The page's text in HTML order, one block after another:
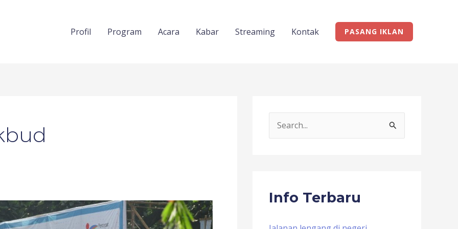
Profil Program Acara Kabar Streaming Kontak PASANG IKLAN
c
f
Info Terbaru